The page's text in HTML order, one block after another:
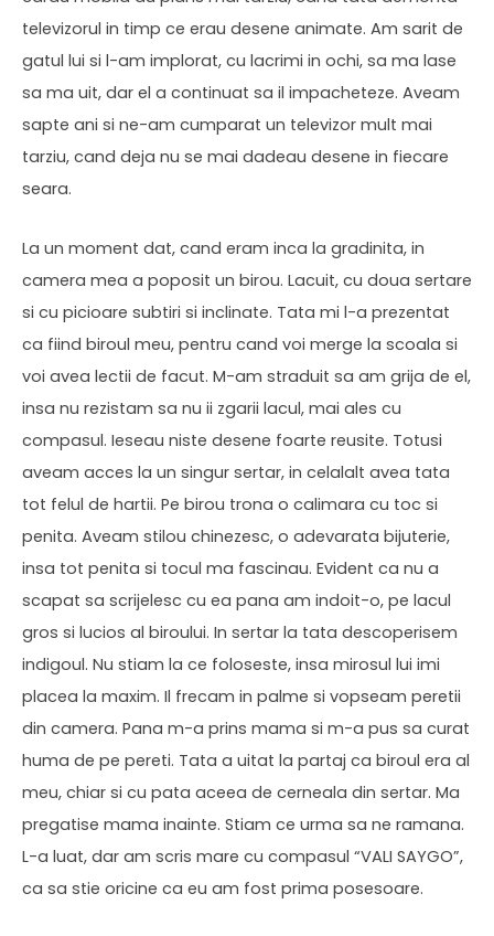
televizorul in timp ce erau desene animate. Am sarit de
gatul lui si l-am implorat, cu lacrimi in ochi, sa ma lase
sa ma uit, dar el a continuat sa il impacheteze. Aveam
sapte ani si ne-am cumparat un televizor mult mai
tarziu, cand deja nu se mai dadeau desene in fiecare
seara.
La un moment dat, cand eram inca la gradinita, in
camera mea a poposit un birou. Lacuit, cu doua sertare
si cu picioare subtiri si inclinate. Tata mi l-a prezentat
ca fiind biroul meu, pentru cand voi merge la scoala si
voi avea lectii de facut. M-am straduit sa am grija de el,
insa nu rezistam sa nu ii zgarii lacul, mai ales cu
compasul. Ieseau niste desene foarte reusite. Totusi
aveam acces la un singur sertar, in celalalt avea tata
tot felul de hartii. Pe birou trona o calimara cu toc si
penita. Aveam stilou chinezesc, o adevarata bijuterie,
insa tot penita si tocul ma fascinau. Evident ca nu a
scapat sa scrijelesc cu ea pana am indoit-o, pe lacul
gros si lucios al biroului. In sertar la tata descoperisem
indigoul. Nu stiam la ce foloseste, insa mirosul lui imi
placea la maxim. Il frecam in palme si vopseam peretii
din camera. Pana m-a prins mama si m-a pus sa curat
huma de pe pereti. Tata a uitat la partaj ca biroul era al
meu, chiar si cu pata aceea de cerneala din sertar. Ma
pregatise mama inainte. Stiam ce urma sa ne ramana.
L-a luat, dar am scris mare cu compasul “VALI SAYGO”,
ca sa stie oricine ca eu am fost prima posesoare.